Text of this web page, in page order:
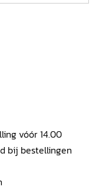
vóór 14.00
bij bestellingen